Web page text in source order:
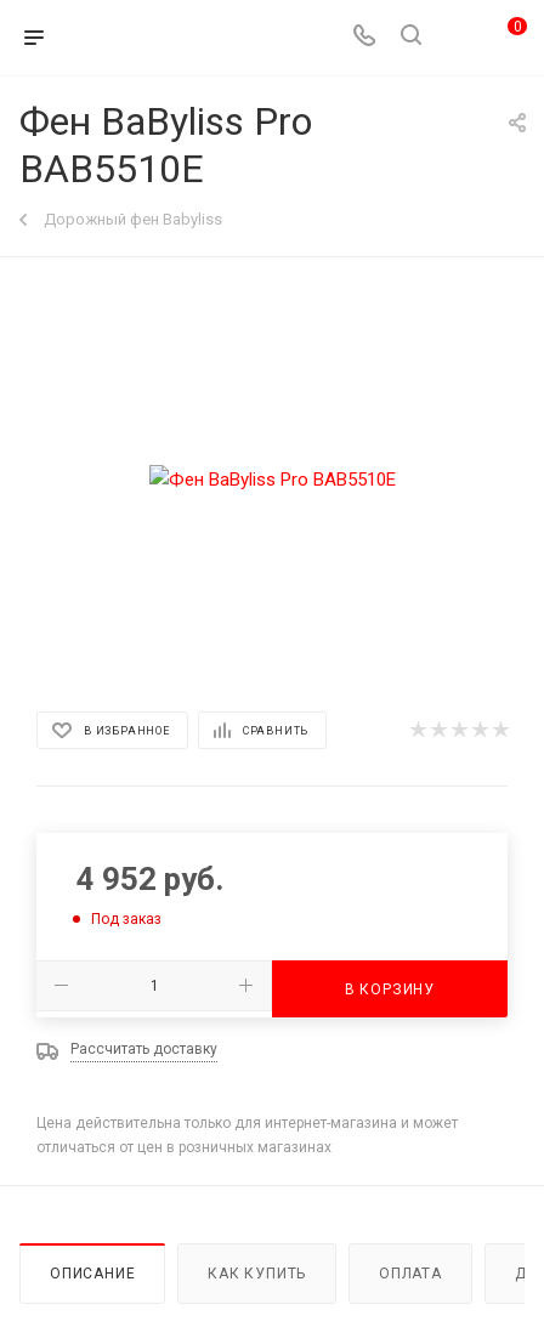
0
Фен BaByliss Pro
BAB5510E
Дорожный фен Babyliss
В ИЗБРАННОЕ СРАВНИТЬ
4 952 руб.
Под заказ
В КОРЗИНУ
Рассчитать доставку
Цена действительна только для интернет-магазина и может
отличаться от цен в розничных магазинах
ОПИСАНИЕ КАК КУПИТЬ ОПЛАТА